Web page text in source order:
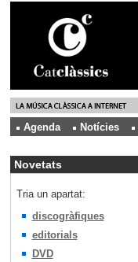
Agenda
Notícies
Novetats
Tria un apartat:
discogràfiques
editorials
DVD